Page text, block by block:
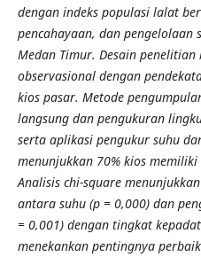
dengan indeks populasi lalat
pencahayaan, dan pengelolaan
Medan Timur. Desain
observasional dengan
kios pasar. Metode
langsung dan pengukuran
serta aplikasi pengukur suhu
menunjukkan 70% kios
Analisis chi-square
antara suhu (p = 0,000) dan
= 0,001) dengan tingkat
menekankan pentingnya